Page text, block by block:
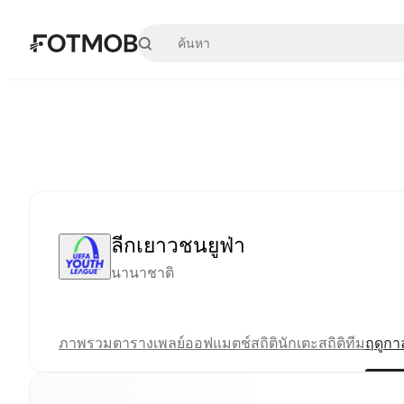
ข้ามไปยังเนื้อหาหลัก
ลีกเยาวชนยูฟ่า
นานาชาติ
ภาพรวมตารางเพลย์ออฟแมตช์สถิตินักเตะสถิติทีมฤดูกา